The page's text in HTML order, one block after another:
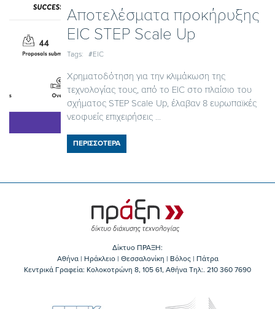
Αποτελέσματα προκήρυξης
EIC STEP Scale Up
Tags: #EIC
Χρηματοδότηση για την κλιμάκωση της
τεχνολογίας τους, από το EIC στο πλαίσιο του
σχήματος STEP Scale Up, έλαβαν 8 ευρωπαϊκές
νεοφυείς επιχειρήσεις ...
ΠΕΡΙΣΣΟΤΕΡΑ
Δίκτυο ΠΡΑΞΗ:
Αθήνα | Ηράκλειο | Θεσσαλονίκη | Βόλος | Πάτρα
Κεντρικά Γραφεία: Kολοκοτρώνη 8, 105 61, Αθήνα Τηλ:. 210 360 7690